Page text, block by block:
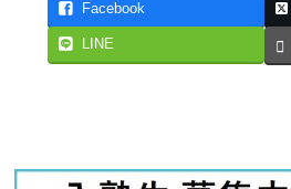
Facebook
LINE